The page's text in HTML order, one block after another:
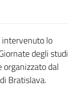
intervenuto lo
degli studi
dal
Bratislava.